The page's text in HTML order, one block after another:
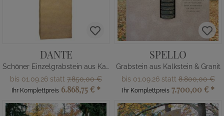
DANTE
Schöner Einzelgrabstein aus Kalkstein mit Bronze Blumen
bis 01.09.26 statt 7.850,00 €
Ihr Komplettpreis 6.868,75 € *
SPELLO
Grabstein aus Kalkstein & Granit
bis 01.09.26 statt8.800,00 €
Ihr Komplettpreis 7.700,00 € *